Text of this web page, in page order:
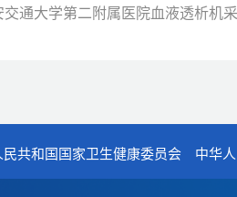
交通大学第二附属医院血液透析机
民共和国国家卫生健康委员会 中华